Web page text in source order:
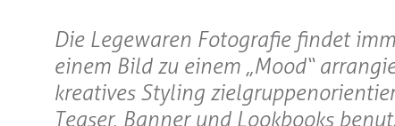
Die Legewaren Fotografie findet
einem Bild zu einem „Mood“
kreatives Styling
Teaser, Banner und Lookbooks